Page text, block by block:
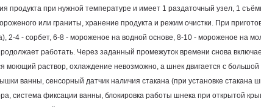
продукта при нужной температуре и имеет 1 раздаточный узел, 1
или граниты, хранение продукта и режим очистки. При
2-4 - сорбет, 6-8 - мороженое на водной основе, 8-10 - мороженое на
работать. Через заданный промежуток времени снова
моющий раствор, охлаждение невозможно, а шнек двигается с
ванны, сенсорный датчик наличия стакана (при установке стакана
система фиксации ванны, блокировка работы шнека при открытой